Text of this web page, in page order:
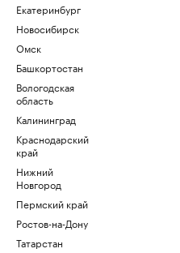
Екатеринбург
Новосибирск
Омск
Башкортостан
Вологодская
область
Калининград
Краснодарский
край
Нижний
Новгород
Пермский край
Ростов-на-Дону
Татарстан